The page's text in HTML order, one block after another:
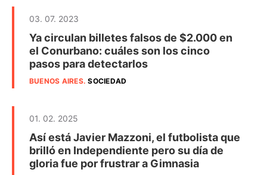
03. 07. 2023
Ya circulan billetes falsos de $2.000 en
el Conurbano: cuáles son los cinco
pasos para detectarlos
BUENOS AIRES.SOCIEDAD
01. 02. 2025
Así está Javier Mazzoni, el futbolista que
brilló en Independiente pero su día de
gloria fue por frustrar a Gimnasia